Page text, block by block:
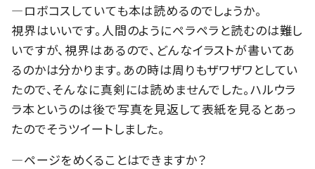
―ロボコスしていても本は読めるのでしょうか。
視界はいいです。人間のようにペラペラと読むのは難し
いですが、視界はあるので、どんなイラストが書いてあ
るのかは分かります。あの時は周りもザワザワとしてい
たので、そんなに真剣には読めませんでした。ハルウラ
ラ本というのは後で写真を見返して表紙を見るとあっ
たのでそうツイートしました。
―ページをめくることはできますか？